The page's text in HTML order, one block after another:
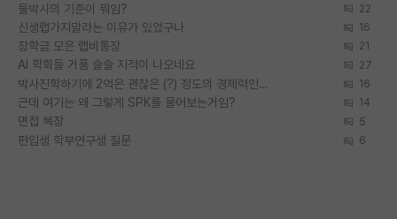
물박사의 기준이 뭐임? 22
신생랩가지말라는 이유가 있었구나 16
장학금 모은 랩비통장 21
AI 학회들 거품 슬슬 지적이 나오네요 27
박사진학하기에 2억은 괜찮은 (?) 정도의 경제력인가요 16
근데 여기는 왜 그렇게 SPK를 물어보는거임? 14
면접 복장 5
편입생 학부연구생 질문 6